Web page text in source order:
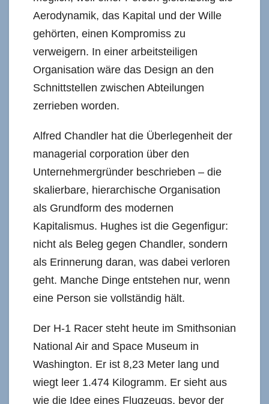
Aerodynamik, das Kapital und der Wille
gehörten, einen Kompromiss zu
verweigern. In einer arbeitsteiligen
Organisation wäre das Design an den
Schnittstellen zwischen Abteilungen
zerrieben worden.
Alfred Chandler hat die Überlegenheit der
managerial corporation über den
Unternehmergründer beschrieben – die
skalierbare, hierarchische Organisation
als Grundform des modernen
Kapitalismus. Hughes ist die Gegenfigur:
nicht als Beleg gegen Chandler, sondern
als Erinnerung daran, was dabei verloren
geht. Manche Dinge entstehen nur, wenn
eine Person sie vollständig hält.
Der H-1 Racer steht heute im Smithsonian
National Air and Space Museum in
Washington. Er ist 8,23 Meter lang und
wiegt leer 1.474 Kilogramm. Er sieht aus
wie die Idee eines Flugzeugs, bevor der